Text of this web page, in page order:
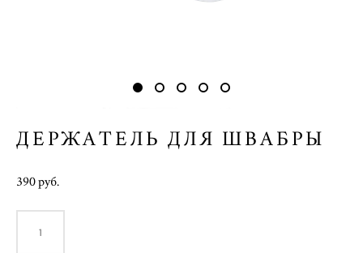
ДЕРЖАТЕЛЬ ДЛЯ ШВАБРЫ
390 pуб.